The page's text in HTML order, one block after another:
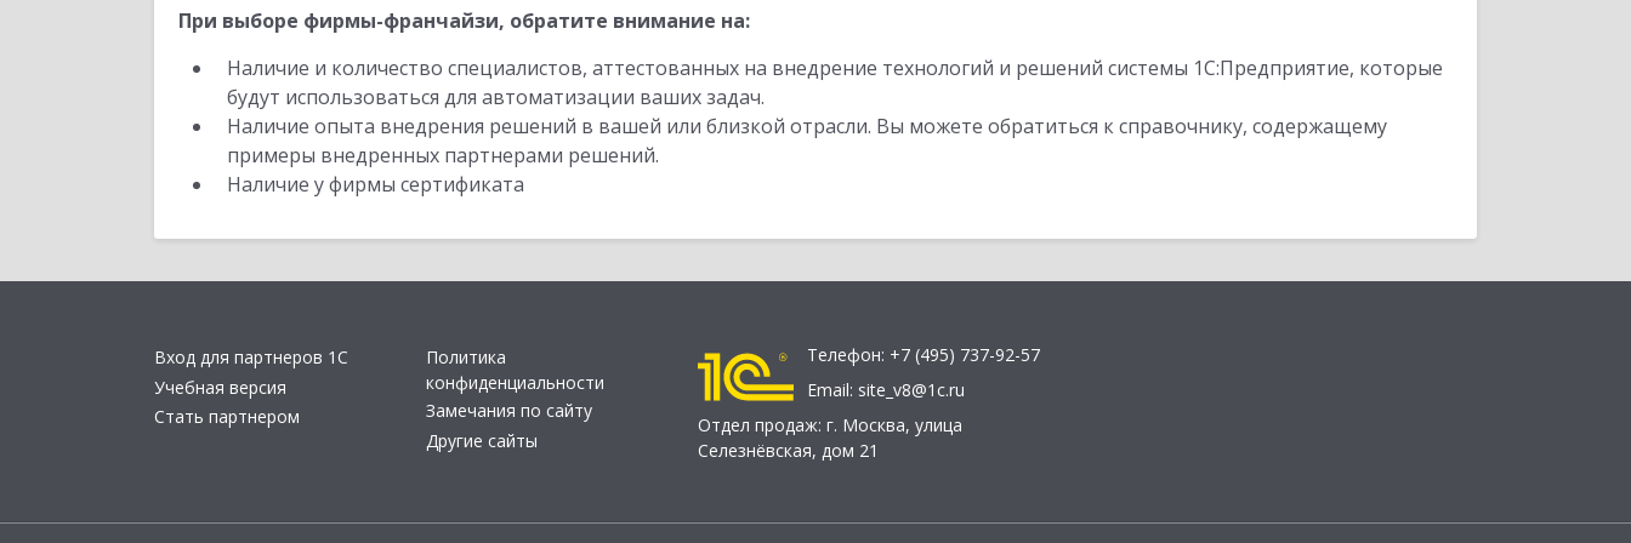
При выборе фирмы-франчайзи, обратите внимание на:
Наличие и количество специалистов, аттестованных на внедрение технологий и решений системы 1С:Предприятие, которые
будут использоваться для автоматизации ваших задач.
Наличие опыта внедрения решений в вашей или близкой отрасли. Вы можете обратиться к справочнику, содержащему
примеры внедренных партнерами решений.
Наличие у фирмы сертификата
Вход для партнеров 1С
Учебная версия
Стать партнером
Политика
конфиденциальности
Замечания по сайту
Другие сайты
Телефон: +7 (495) 737-92-57
Email: site_v8@1c.ru
Отдел продаж: г. Москва, улица
Селезнёвская, дом 21